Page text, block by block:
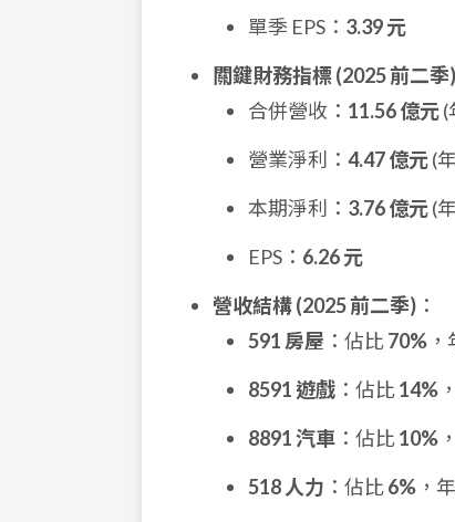
單季 EPS： 3.39 元
關鍵財務指標 (2025 前二季)
合併營收： 11.56 億元(
營業淨利： 4.47 億元(
本期淨利： 3.76 億元(
EPS： 6.26 元
營收結構 (2025 前二季) ：
591 房屋 ：佔比70%
8591 遊戲 ：佔比14%
8891 汽車 ：佔比10%
518 人力 ：佔比6% ，